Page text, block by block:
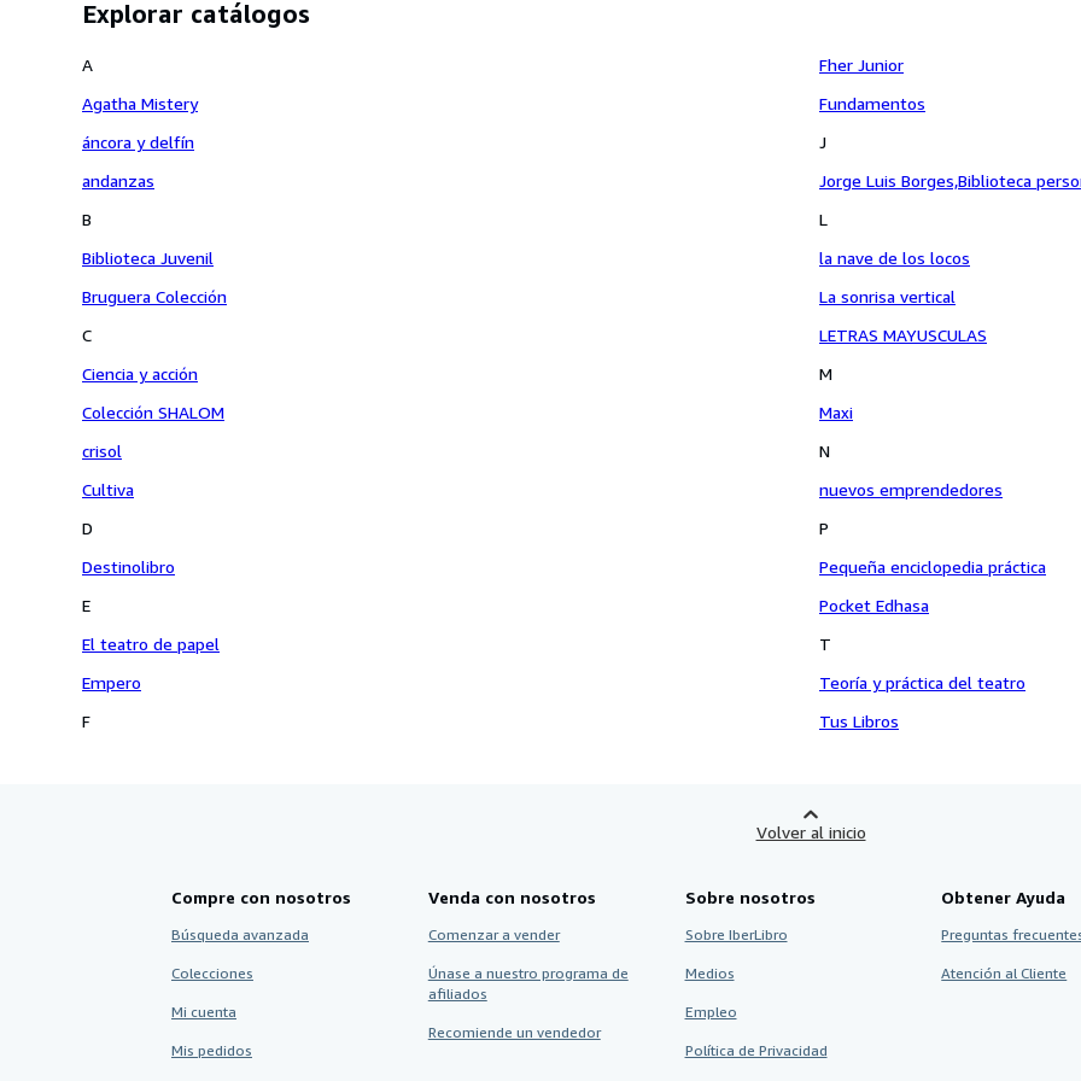
Explorar catálogos
A
Agatha Mistery
áncora y delfín
andanzas
B
Biblioteca Juvenil
Bruguera Colección
C
Ciencia y acción
Colección SHALOM
crisol
Cultiva
D
Destinolibro
E
El teatro de papel
Empero
F
Fher Junior
Fundamentos
J
Jorge Luis Borges,Biblioteca
L
la nave de los locos
La sonrisa vertical
LETRAS MAYUSCULAS
M
Maxi
N
nuevos emprendedores
P
Pequeña enciclopedia práctica
Pocket Edhasa
T
Teoría y práctica del teatro
Tus Libros
Volver al inicio
Compre con nosotros
Búsqueda avanzada
Colecciones
Mi cuenta
Mis pedidos
Venda con nosotros
Comenzar a vender
Únase a nuestro programa de
afiliados
Recomiende un vendedor
Sobre nosotros
Sobre IberLibro
Medios
Empleo
Política de Privacidad
Obtener Ayuda
Preguntas
Atención al Cliente